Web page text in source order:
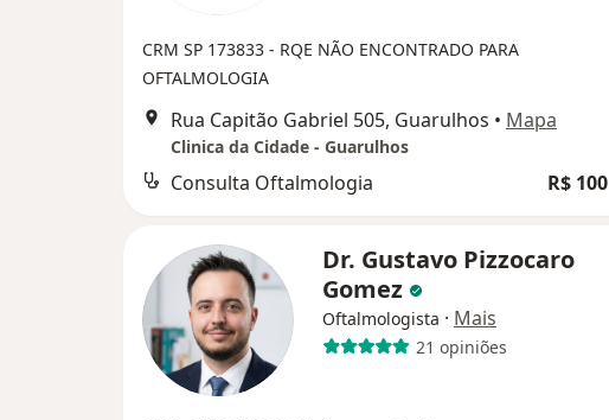
CRM SP 173833 - RQE NÃO ENCONTRADO PARA
OFTALMOLOGIA
Rua Capitão Gabriel 505, Guarulhos • Mapa
Clinica da Cidade - Guarulhos
Consulta Oftalmologia R$ 100
Dr. Gustavo Pizzocaro
Gomez
Oftalmologista · Mais
21 opiniões